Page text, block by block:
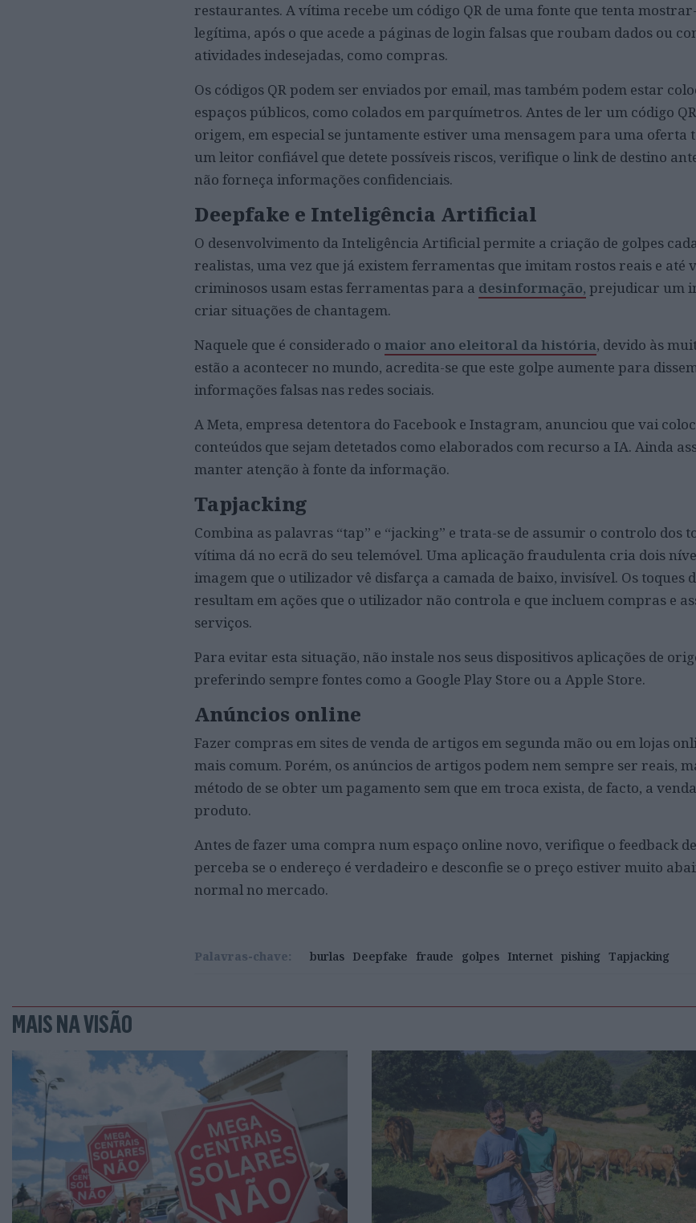
restaurantes. A vítima recebe um código QR de uma fonte que tenta
legítima, após o que acede a páginas de login falsas que roubam dados ou
atividades indesejadas, como compras.
Os códigos QR podem ser enviados por email, mas também podem estar
espaços públicos, como colados em parquímetros. Antes de ler um código
origem, em especial se juntamente estiver uma mensagem para uma oferta
um leitor confiável que detete possíveis riscos, verifique o link de destino
não forneça informações confidenciais.
Deepfake e Inteligência Artificial
O desenvolvimento da Inteligência Artificial permite a criação de golpes
realistas, uma vez que já existem ferramentas que imitam rostos reais e até
criminosos usam estas ferramentas para a desinformação, prejudicar um
criar situações de chantagem.
Naquele que é considerado o maior ano eleitoral da história, devido às
estão a acontecer no mundo, acredita-se que este golpe aumente para
informações falsas nas redes sociais.
A Meta, empresa detentora do Facebook e Instagram, anunciou que vai
conteúdos que sejam detetados como elaborados com recurso a IA. Ainda
manter atenção à fonte da informação.
Tapjacking
Combina as palavras “tap” e “jacking” e trata-se de assumir o controlo dos
vítima dá no ecrã do seu telemóvel. Uma aplicação fraudulenta cria dois
imagem que o utilizador vê disfarça a camada de baixo, invisível. Os toques
resultam em ações que o utilizador não controla e que incluem compras e
serviços.
Para evitar esta situação, não instale nos seus dispositivos aplicações de
preferindo sempre fontes como a Google Play Store ou a Apple Store.
Anúncios online
Fazer compras em sites de venda de artigos em segunda mão ou em lojas
mais comum. Porém, os anúncios de artigos podem nem sempre ser reais,
método de se obter um pagamento sem que em troca exista, de facto, a
produto.
Antes de fazer uma compra num espaço online novo, verifique o feedback
perceba se o endereço é verdadeiro e desconfie se o preço estiver muito
normal no mercado.
Palavras-chave: burlas Deepfake fraude golpes Internet pishing Tapjacking
MAIS NA VISÃO